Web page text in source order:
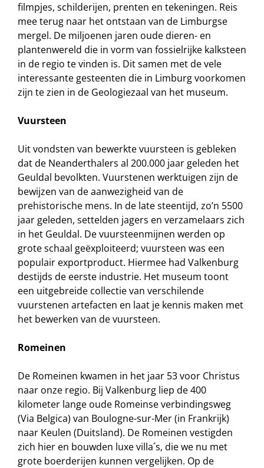
filmpjes, schilderijen, prenten en tekeningen. Reis
mee terug naar het ontstaan van de Limburgse
mergel. De miljoenen jaren oude dieren- en
plantenwereld die in vorm van fossielrijke kalksteen
in de regio te vinden is. Dit samen met de vele
interessante gesteenten die in Limburg voorkomen
zijn te zien in de Geologiezaal van het museum.
Vuursteen
Uit vondsten van bewerkte vuursteen is gebleken
dat de Neanderthalers al 200.000 jaar geleden het
Geuldal bevolkten. Vuurstenen werktuigen zijn de
bewijzen van de aanwezigheid van de
prehistorische mens. In de late steentijd, zo’n 5500
jaar geleden, settelden jagers en verzamelaars zich
in het Geuldal. De vuursteenmijnen werden op
grote schaal geëxploiteerd; vuursteen was een
populair exportproduct. Hiermee had Valkenburg
destijds de eerste industrie. Het museum toont
een uitgebreide collectie van verschilende
vuurstenen artefacten en laat je kennis maken met
het bewerken van de vuursteen.
Romeinen
De Romeinen kwamen in het jaar 53 voor Christus
naar onze regio. Bij Valkenburg liep de 400
kilometer lange oude Romeinse verbindingsweg
(Via Belgica) van Boulogne-sur-Mer (in Frankrijk)
naar Keulen (Duitsland). De Romeinen vestigden
zich hier en bouwden luxe villa´s, die we nu met
grote boerderijen kunnen vergelijken. Op de